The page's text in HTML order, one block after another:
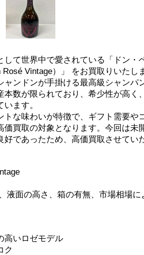
て世界中で愛されている「ドン・
Vintage）」 をお買取りいたし
ャンドンが手掛ける最高級シャンパ
数が限られており、希少性が高く
ます。
な味わいが特徴で、ギフト需要や
買取の対象となります。今回は未
であったため、高価買取させてい
液面の高さ、箱の有無、市場相場に
高いロゼモデル
ク